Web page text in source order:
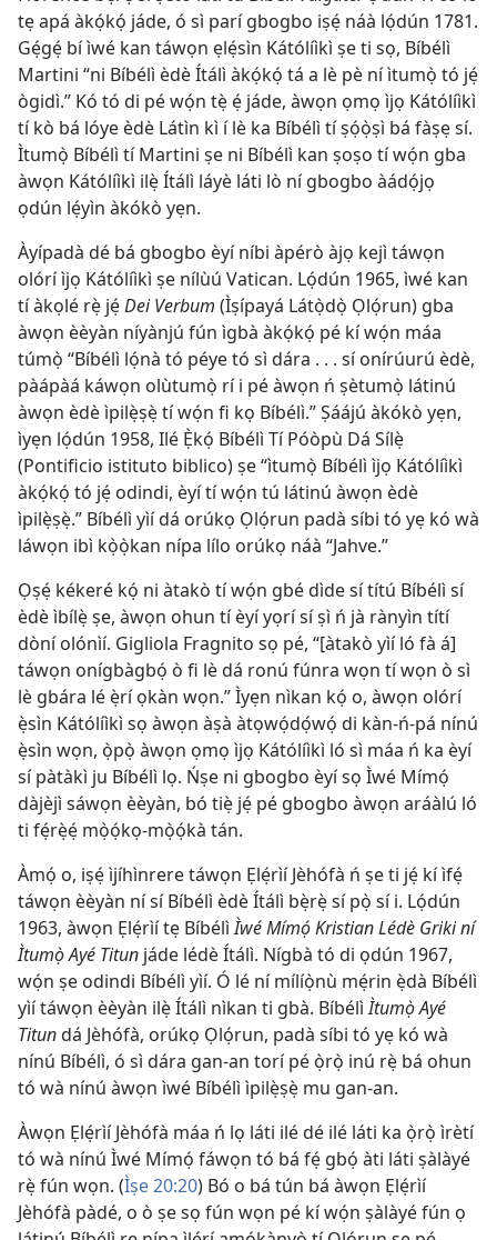
tẹ apá àkọ́kọ́ jáde, ó sì parí gbogbo iṣẹ́ náà lọ́dún 1781.
Gẹ́gẹ́ bí ìwé kan táwọn ẹlẹ́sìn Kátólíìkì ṣe ti sọ, Bíbélì
Martini “ni Bíbélì èdè Ítálì àkọ́kọ́ tá a lè pè ní ìtumọ̀ tó jẹ́
ògidì.” Kó tó di pé wọ́n tẹ̀ ẹ́ jáde, àwọn ọmọ ìjọ Kátólíìkì
tí kò bá lóye èdè Látìn kì í lè ka Bíbélì tí ṣọ́ọ̀ṣì bá fàṣẹ sí.
Ìtumọ̀ Bíbélì tí Martini ṣe ni Bíbélì kan ṣoṣo tí wọ́n gba
àwọn Kátólíìkì ilẹ̀ Ítálì láyè láti lò ní gbogbo àádọ́jọ
ọdún lẹ́yìn àkókò yẹn.
Àyípadà dé bá gbogbo èyí níbi àpérò àjọ kejì táwọn
olórí ìjọ Kátólíìkì ṣe nílùú Vatican. Lọ́dún 1965, ìwé kan
tí àkọlé rẹ̀ jẹ́Dei Verbum (Ìṣípayá Látọ̀dọ̀ Ọlọ́run) gba
àwọn èèyàn níyànjú fún ìgbà àkọ́kọ́ pé kí wọ́n máa
túmọ̀ “Bíbélì lọ́nà tó péye tó sì dára . . . sí onírúurú èdè,
pàápàá káwọn olùtumọ̀ rí i pé àwọn ń ṣètumọ̀ látinú
àwọn èdè ìpilẹ̀ṣẹ̀ tí wọ́n fi kọ Bíbélì.” Ṣáájú àkókò yẹn,
ìyẹn lọ́dún 1958, Ilé Ẹ̀kọ́ Bíbélì Tí Póòpù Dá Sílẹ̀
(Pontificio istituto biblico) ṣe “ìtumọ̀ Bíbélì ìjọ Kátólíìkì
àkọ́kọ́ tó jẹ́ odindi, èyí tí wọ́n tú látinú àwọn èdè
ìpilẹ̀ṣẹ̀.” Bíbélì yìí dá orúkọ Ọlọ́run padà síbi tó yẹ kó wà
láwọn ibì kọ̀ọ̀kan nípa lílo orúkọ náà “Jahve.”
Ọṣẹ́ kékeré kọ́ ni àtakò tí wọ́n gbé dìde sí títú Bíbélì sí
èdè ìbílẹ̀ ṣe, àwọn ohun tí èyí yọrí sí ṣì ń jà rànyìn títí
dòní olónìí. Gigliola Fragnito sọ pé, “[àtakò yìí ló fà á]
táwọn onígbàgbọ́ ò fi lè dá ronú fúnra wọn tí wọn ò sì
lè gbára lé ẹ̀rí ọkàn wọn.” Ìyẹn nìkan kọ́ o, àwọn olórí
ẹ̀sìn Kátólíìkì sọ àwọn àṣà àtọwọ́dọ́wọ́ di kàn-ń-pá nínú
ẹ̀sìn wọn, ọ̀pọ̀ àwọn ọmọ ìjọ Kátólíìkì ló sì máa ń ka èyí
sí pàtàkì ju Bíbélì lọ. Ńṣe ni gbogbo èyí sọ Ìwé Mímọ́
dàjèjì sáwọn èèyàn, bó tiẹ̀ jẹ́ pé gbogbo àwọn aráàlú ló
ti fẹ́rẹ̀ẹ́ mọ̀ọ́kọ-mọ̀ọ́kà tán.
Àmọ́ o, iṣẹ́ ìjíhìnrere táwọn Ẹlẹ́rìí Jèhófà ń ṣe ti jẹ́ kí ìfẹ́
táwọn èèyàn ní sí Bíbélì èdè Ítálì bẹ̀rẹ̀ sí pọ̀ sí i. Lọ́dún
1963, àwọn Ẹlẹ́rìí tẹ BíbélìÌwé Mímọ́ Kristian Lédè Griki ní
Ìtumọ̀ Ayé Titun jáde lédè Ítálì. Nígbà tó di ọdún 1967,
wọ́n ṣe odindi Bíbélì yìí. Ó lé ní mílíọ̀nù mẹ́rin ẹ̀dà Bíbélì
yìí táwọn èèyàn ilẹ̀ Ítálì nìkan ti gbà. BíbélìÌtumọ̀ Ayé
Titundá Jèhófà, orúkọ Ọlọ́run, padà síbi tó yẹ kó wà
nínú Bíbélì, ó sì dára gan-an torí pé ọ̀rọ̀ inú rẹ̀ bá ohun
tó wà nínú àwọn ìwé Bíbélì ìpilẹ̀ṣẹ̀ mu gan-an.
Àwọn Ẹlẹ́rìí Jèhófà máa ń lọ láti ilé dé ilé láti ka ọ̀rọ̀ ìrètí
tó wà nínú Ìwé Mímọ́ fáwọn tó bá fẹ́ gbọ́ àti láti ṣàlàyé
rẹ̀ fún wọn. (Ìṣe 20:20) Bó o bá tún bá àwọn Ẹlẹ́rìí
Jèhófà pàdé, o ò ṣe sọ fún wọn pé kí wọ́n ṣàlàyé fún ọ